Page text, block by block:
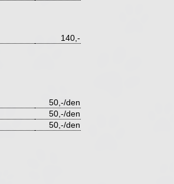
140,-
50,-/den
50,-/den
50,-/den